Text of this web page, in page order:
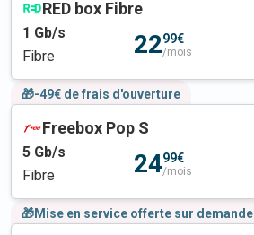
RED box Fibre
1 Gb/s
Fibre
2299€
/mois
🎁-49€ de frais d'ouverture
Freebox Pop S
5 Gb/s
Fibre
2499€
/mois
🎁Mise en service offerte sur demande